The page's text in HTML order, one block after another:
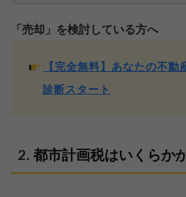
「売却」を検討している方へ
【完全無料】あなたの不動
診断スタート
都市計画税はいくらか